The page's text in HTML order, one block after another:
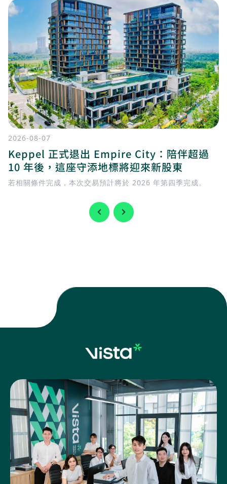
2026-08-07
Keppel 正式退出 Empire City：陪伴超過
10 年後，這座守添地標將迎來新股東
若相關條件完成，本次交易預計將於 2026 年第四季完成。